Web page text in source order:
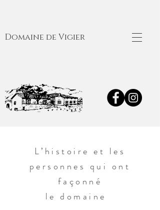
Domaine de Vigier
L’histoire et les
personnes qui ont
façonné
le domaine